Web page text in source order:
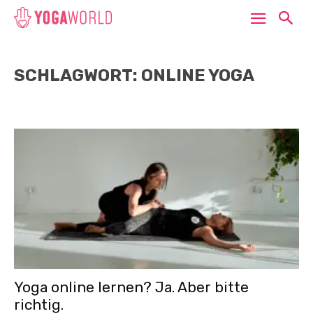
SCHLAGWORT: ONLINE YOGA
Yoga online lernen? Ja. Aber bitte
richtig.